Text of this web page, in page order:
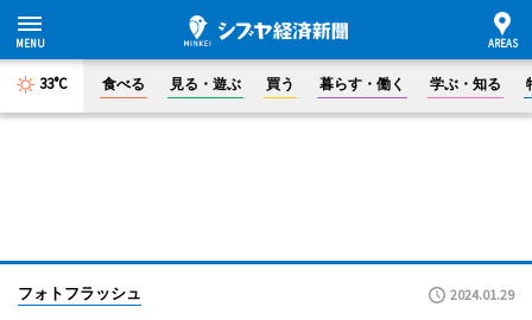
33°C 食べる 見る・遊ぶ 買う 暮らす・働く 学ぶ・知る
フォトフラッシュ 2024.01.29